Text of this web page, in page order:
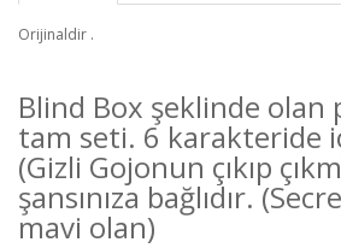
Orijinaldir .
Blind Box şeklinde olan
tam seti. 6 karakteride
(Gizli Gojonun çıkıp
şansınıza bağlıdır.
mavi olan)